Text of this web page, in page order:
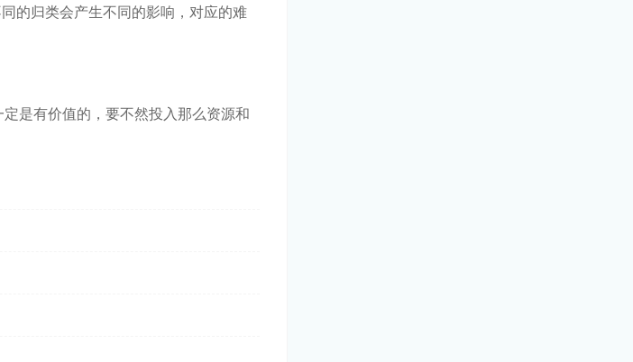
的归类会产生不同的影响，对应的难
是有价值的，要不然投入那么资源和